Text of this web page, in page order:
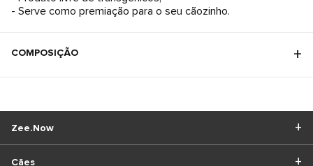
- Serve como premiação para o seu cãozinho.
COMPOSIÇÃO
Cães
Zee.Now